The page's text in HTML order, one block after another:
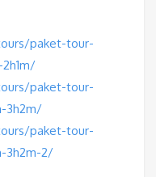
paket-tour-
paket-tour-
3h2m/
paket-tour-
3h2m-2/